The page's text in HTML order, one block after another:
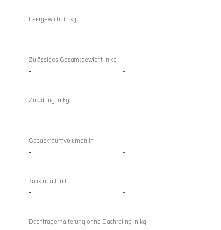
Leergewicht in kg
- -
Zulässiges Gesamtgewicht in kg
- -
Zuladung in kg
- -
Gepäckraumvolumen in l
- -
Tankinhalt in l
- -
Dachträgerhalterung ohne Dachreling in kg